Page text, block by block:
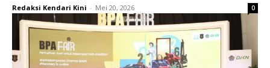
Redaksi Kendari Kini - Mei 20, 2026 0